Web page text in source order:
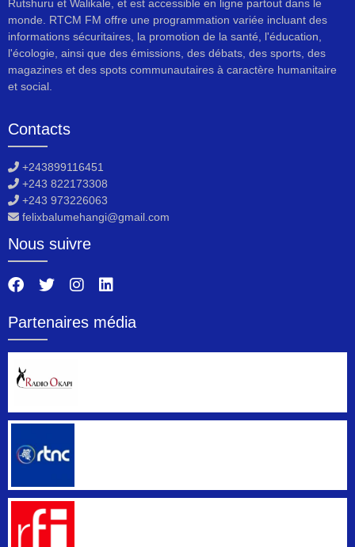
Rutshuru et Walikale, et est accessible en ligne partout dans le
monde. RTCM FM offre une programmation variée incluant des
informations sécuritaires, la promotion de la santé, l'éducation,
l'écologie, ainsi que des émissions, des débats, des sports, des
magazines et des spots communautaires à caractère humanitaire
et social.
Contacts
+243899116451
+243 822173308
+243 973226063
felixbalumehangi@gmail.com
Nous suivre
Partenaires média